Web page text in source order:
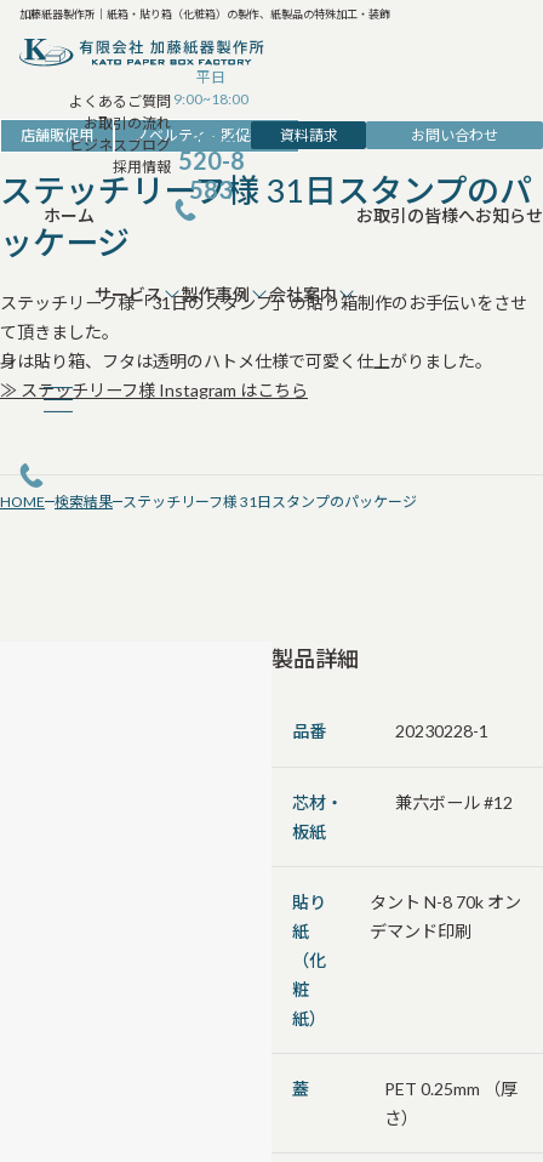
加藤紙器製作所｜紙箱・貼り箱（化粧箱）の製作、紙製品の特殊加工・装飾
よくあるご質問
お取引の流れ
ビジネスブログ
採用情報
平日
9:00~18:00
042-
520-8
583
資料請求 お問い合わせ
ホーム
サービス 製作事例 会社案内
お取引の皆様へお知らせ
店舗販促用 ノベルティ・販促雑貨
ステッチリーフ様 31日スタンプのパ
ッケージ
ステッチリーフ様「31日のスタンプ」の貼り箱制作のお手伝いをさせ
て頂きました。
身は貼り箱、フタは透明のハトメ仕様で可愛く仕上がりました。
≫ ステッチリーフ様 Instagram はこちら
HOME 検索結果 ステッチリーフ様 31日スタンプのパッケージ
製品詳細
品番 20230228-1
芯材・
板紙
兼六ボール #12
貼り
紙
（化
粧
紙）
タント N-8 70k オン
デマンド印刷
蓋
PET 0.25mm （厚
さ）